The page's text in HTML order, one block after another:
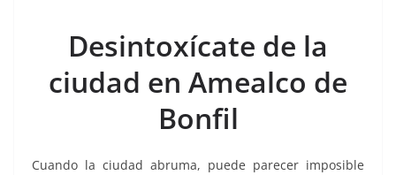
e
b
o
k
er l s
A
p
p
y
Li
n
k
gr
a
m
e
Desintoxícate de la
ciudad en Amealco de
Bonfil
Cuando la ciudad abruma, puede parecer imposible